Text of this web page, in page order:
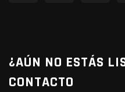
¿AÚN NO ESTÁS
CONTACTO